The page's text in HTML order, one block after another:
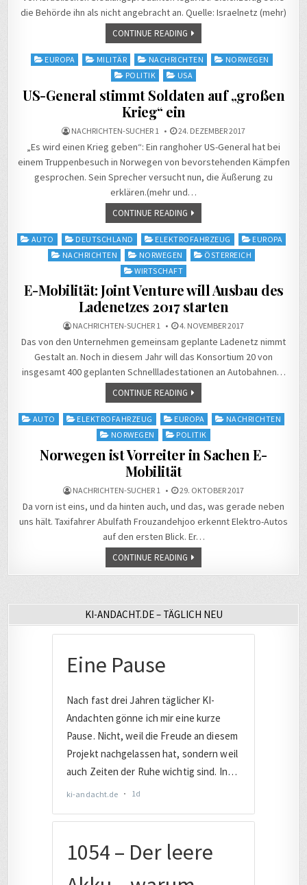
die Behörde ihn als nicht angebracht an. Quelle: Israelnetz (mehr)
CONTINUE READING
PostedEUROPA MILITÄR NACHRICHTEN
NORWEGEN
POLITIK
USA
US-General stimmt Soldaten auf „großen
Krieg“ ein
NACHRICHTEN-SUCHER 1 24. DEZEMBER 2017
„Es wird einen Krieg geben“: Ein ranghoher US-General hat bei
einem Truppenbesuch in Norwegen von bevorstehenden Kämpfen
gesprochen. Sein Sprecher versucht nun, die Äußerung zu
erklären.(mehr und…
CONTINUE READING
Posted
AUTO DEUTSCHLAND ELEKTROFAHRZEUG
EUROPA
NACHRICHTEN
NORWEGEN
ÖSTERREICH
WIRTSCHAFT
E-Mobilität: Joint Venture will Ausbau des
Ladenetzes 2017 starten
NACHRICHTEN-SUCHER 1 4. NOVEMBER 2017
Das von den Unternehmen gemeinsam geplante Ladenetz nimmt
Gestalt an. Noch in diesem Jahr will das Konsortium 20 von
insgesamt 400 geplanten Schnellladestationen an Autobahnen…
CONTINUE READING
Posted
AUTO ELEKTROFAHRZEUG EUROPA
NACHRICHTEN
NORWEGEN
POLITIK
Norwegen ist Vorreiter in Sachen E-
Mobilität
NACHRICHTEN-SUCHER 1 29. OKTOBER 2017
Da vorn ist eins, und da hinten auch, und das, was gerade neben
uns hält. Taxifahrer Abulfath Frouzandehjoo erkennt Elektro-Autos
auf den ersten Blick. Er…
CONTINUE READING
KI-ANDACHT.DE – TÄGLICH NEU